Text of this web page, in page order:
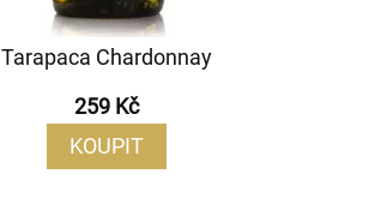
Tarapaca Chardonnay
259 Kč
KOUPIT